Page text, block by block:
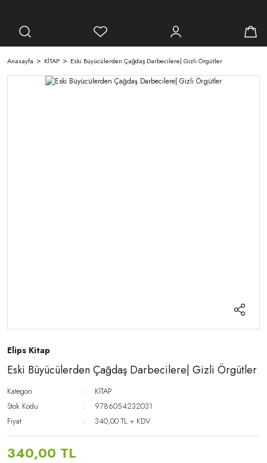
Anasayfa KİTAP Eski Büyücülerden Çağdaş Darbecilere| Gizli Örgütler
Elips Kitap
Eski Büyücülerden Çağdaş Darbecilere| Gizli Örgütler
Kategori
KİTAP
Stok Kodu
9786054232031
Fiyat
340,00 TL + KDV
340,00 TL